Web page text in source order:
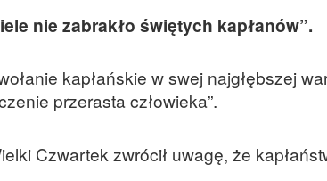
nie zabrakło świętych kapłanów”.
kapłańskie w swej najgłębszej
przerasta człowieka”.
Czwartek zwrócił uwagę, że